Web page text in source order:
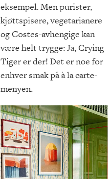
eksempel. Men purister,
kjøttspisere, vegetarianere
og Costes-avhengige kan
være helt trygge: Ja, Crying
Tiger er der! Det er noe for
enhver smak på à la carte-
menyen.